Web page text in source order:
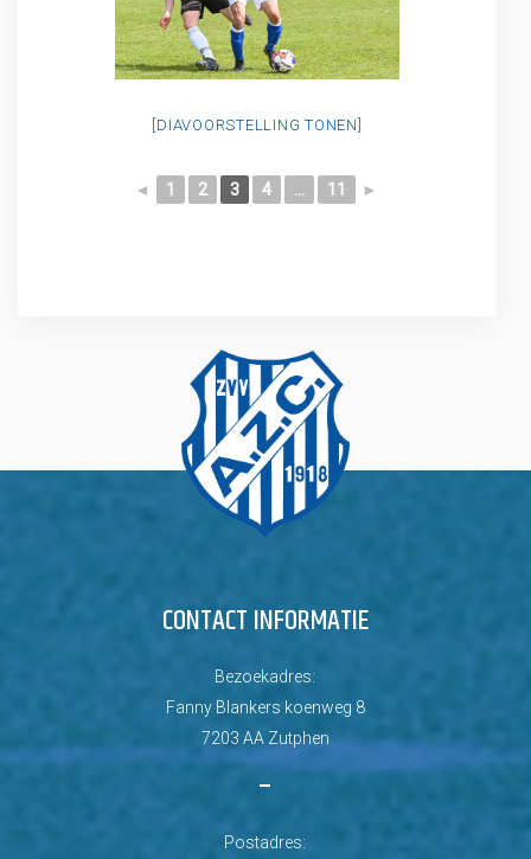
[DIAVOORSTELLING TONEN]
◄ 1 2 3 4 ... 11 ►
CONTACT INFORMATIE
Bezoekadres:
Fanny Blankers koenweg 8
7203 AA Zutphen
–
Postadres: